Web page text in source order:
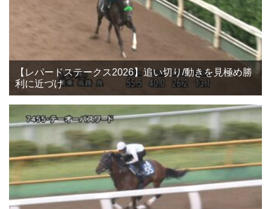
【レパードステークス2026】追い切り/動きを見極め勝
利に近づけ